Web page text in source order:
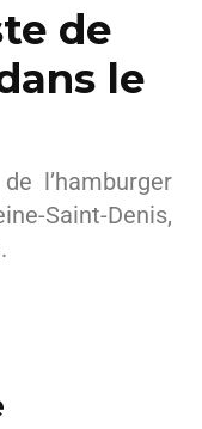
de
le
l’hamburger
Saint-Denis,